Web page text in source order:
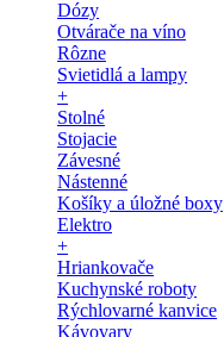
Dózy
Otvárače na víno
Rôzne
Svietidlá a lampy
+
Stolné
Stojacie
Závesné
Nástenné
Košíky a úložné boxy
Elektro
+
Hriankovače
Kuchynské roboty
Rýchlovarné kanvice
Kávovary